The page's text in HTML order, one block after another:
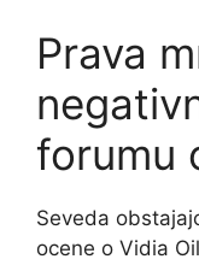
Prava
forumu
Seveda
ocene o Vidia